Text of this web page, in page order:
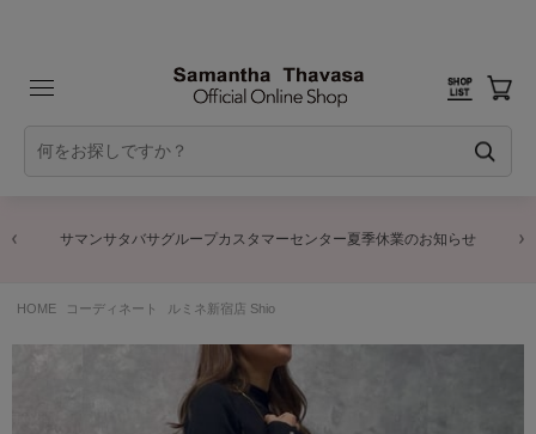
サマンサタバサグループカスタマーセンター夏季休業のお知らせ
HOME コーディネート ルミネ新宿店 Shio